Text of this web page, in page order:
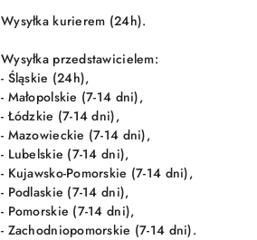
Wyślij
Wysyłka kurierem (24h).
Wysyłka przedstawicielem:
- Śląskie (24h),
- Małopolskie (7-14 dni),
- Łódzkie (7-14 dni),
- Mazowieckie (7-14 dni),
- Lubelskie (7-14 dni),
- Kujawsko-Pomorskie (7-14 dni),
- Podlaskie (7-14 dni),
- Pomorskie (7-14 dni),
- Zachodniopomorskie (7-14 dni).